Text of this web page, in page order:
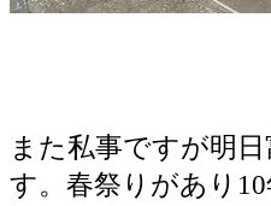
また私事ですが明
す。春祭りがあり